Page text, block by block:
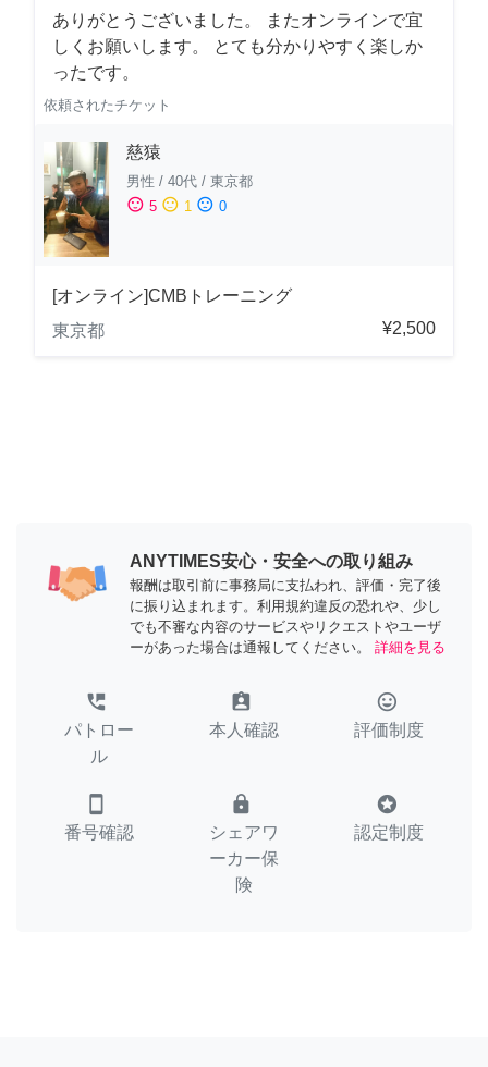
ありがとうございました。 またオンラインで宜
しくお願いします。 とても分かりやすく楽しか
ったです。
依頼されたチケット
慈猿
男性 / 40代 / 東京都
sentiment_satisfied 5 sentiment_neutral 1 sentiment_dissatisfied 0
[オンライン]CMBトレーニング
東京都
¥2,500
ANYTIMES安心・安全への取り組み
報酬は取引前に事務局に支払われ、評価・完了後
に振り込まれます。利用規約違反の恐れや、少し
でも不審な内容のサービスやリクエストやユーザ
ーがあった場合は通報してください。
詳細を見る
perm_phone_msg
パトロー
ル
assignment_ind
本人確認
tag_faces
評価制度
smartphone
番号確認
lock
シェアワ
ーカー保
険
stars
認定制度